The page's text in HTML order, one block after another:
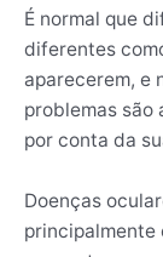
É normal que
diferentes
aparecerem, e
problemas são
por conta da
Doenças
principalmente